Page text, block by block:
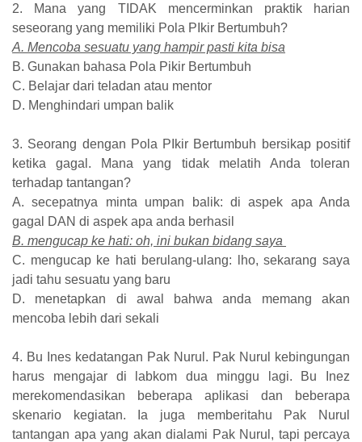
2. Mana yang TIDAK mencerminkan praktik harian
seseorang yang memiliki Pola PIkir Bertumbuh?
A. Mencoba sesuatu yang hampir pasti kita bisa
B. Gunakan bahasa Pola Pikir Bertumbuh
C. Belajar dari teladan atau mentor
D. Menghindari umpan balik
3. Seorang dengan Pola PIkir Bertumbuh bersikap positif
ketika gagal. Mana yang tidak melatih Anda toleran
terhadap tantangan?
A. secepatnya minta umpan balik: di aspek apa Anda
gagal DAN di aspek apa anda berhasil
B. mengucap ke hati: oh, ini bukan bidang saya
C. mengucap ke hati berulang-ulang: lho, sekarang saya
jadi tahu sesuatu yang baru
D. menetapkan di awal bahwa anda memang akan
mencoba lebih dari sekali
4. Bu Ines kedatangan Pak Nurul. Pak Nurul kebingungan
harus mengajar di labkom dua minggu lagi. Bu Inez
merekomendasikan beberapa aplikasi dan beberapa
skenario kegiatan. Ia juga memberitahu Pak Nurul
tantangan apa yang akan dialami Pak Nurul, tapi percaya